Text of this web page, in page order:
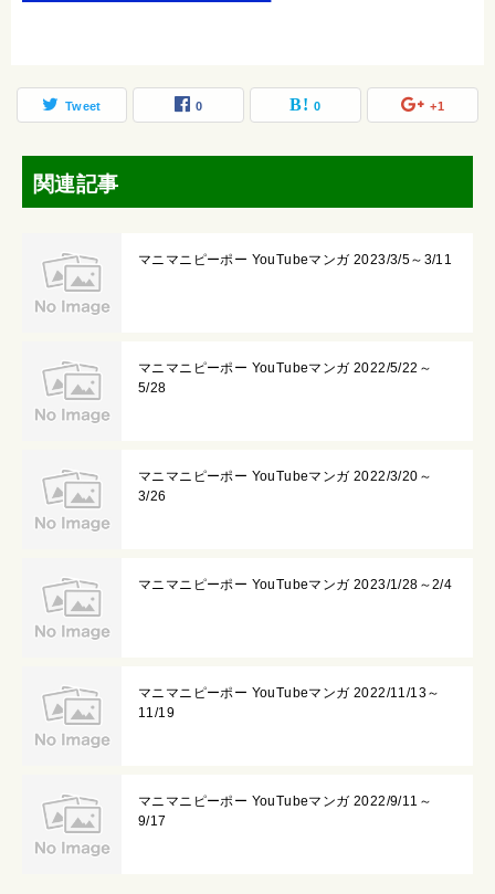
Tweet 0 0 +1
関連記事
マニマニピーポー YouTubeマンガ 2023/3/5～3/11
マニマニピーポー YouTubeマンガ 2022/5/22～
5/28
マニマニピーポー YouTubeマンガ 2022/3/20～
3/26
マニマニピーポー YouTubeマンガ 2023/1/28～2/4
マニマニピーポー YouTubeマンガ 2022/11/13～
11/19
マニマニピーポー YouTubeマンガ 2022/9/11～
9/17